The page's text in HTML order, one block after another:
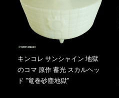
キンコレ サンシャイン 地獄
のコマ 原作 蓄光 スカルヘッ
ド "竜巻砂塵地獄"